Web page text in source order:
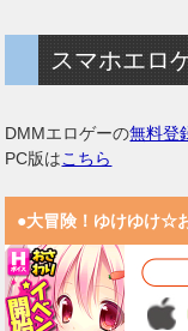
スマホエ
DMMエロゲーの無料登
PC版はこちら
●大冒険！ゆけゆけ☆